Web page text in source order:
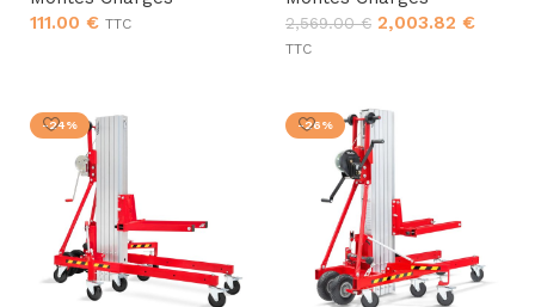
111.00 € TTC
2,569.00€ 2,003.82 €
TTC
-24% -26%